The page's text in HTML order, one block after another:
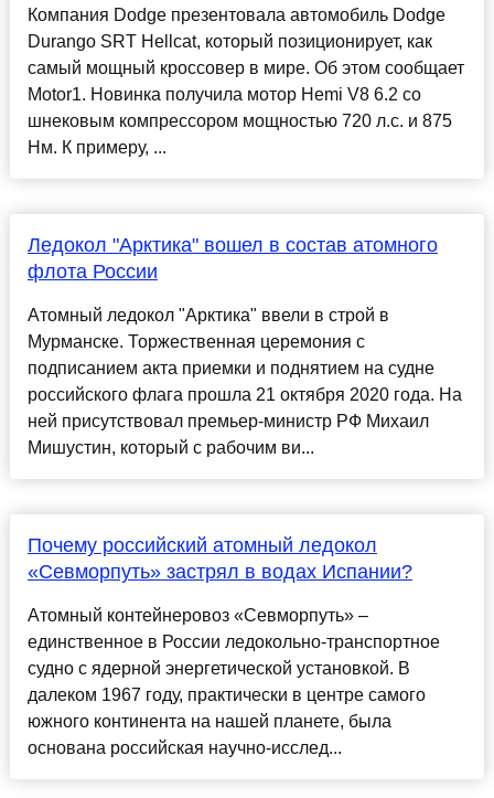
Компания Dodge презентовала автомобиль Dodge
Durango SRT Hellcat, который позиционирует, как
самый мощный кроссовер в мире. Об этом сообщает
Motor1. Новинка получила мотор Hemi V8 6.2 со
шнековым компрессором мощностью 720 л.с. и 875
Нм. К примеру, ...
Ледокол "Арктика" вошел в состав атомного
флота России
Атомный ледокол "Арктика" ввели в строй в
Мурманске. Торжественная церемония с
подписанием акта приемки и поднятием на судне
российского флага прошла 21 октября 2020 года. На
ней присутствовал премьер-министр РФ Михаил
Мишустин, который с рабочим ви...
Почему российский атомный ледокол
«Севморпуть» застрял в водах Испании?
Атомный контейнеровоз «Севморпуть» –
единственное в России ледокольно-транспортное
судно с ядерной энергетической установкой. В
далеком 1967 году, практически в центре самого
южного континента на нашей планете, была
основана российская научно-исслед...